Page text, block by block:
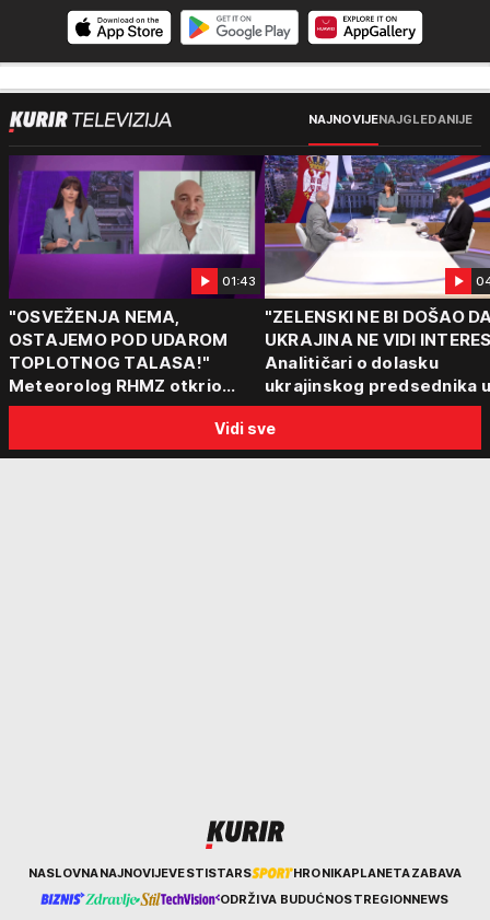
NAJNOVIJENAJGLEDANIJE
01:43
"OSVEŽENJA NEMA,
OSTAJEMO POD UDAROM
TOPLOTNOG TALASA!"
Meteorolog RHMZ otkrio
kakvo vreme nas čeka do
"ZELENSKI NE BI DOŠAO
UKRAJINA NE VIDI
Analitičari o dolasku
ukrajinskog predsednika u
Beograd: "Srbija može da
razgovara sa svima"
Vidi sve
KurirNASLOVNANAJNOVIJEVESTISTARS HRONIKAPLANETAZABAVA
ODRŽIVA BUDUĆNOSTREGIONNEWS